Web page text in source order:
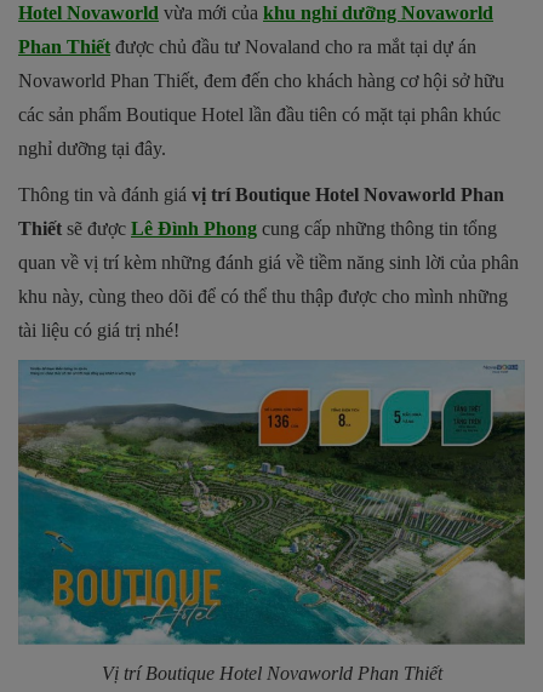
Hotel Novaworld vừa mới của khu nghỉ dưỡng Novaworld
Phan Thiết được chủ đầu tư Novaland cho ra mắt tại dự án
Novaworld Phan Thiết, đem đến cho khách hàng cơ hội sở hữu
các sản phẩm Boutique Hotel lần đầu tiên có mặt tại phân khúc
nghỉ dưỡng tại đây.
Thông tin và đánh giá vị trí Boutique Hotel Novaworld Phan
Thiết sẽ được Lê Đình Phong cung cấp những thông tin tổng
quan về vị trí kèm những đánh giá về tiềm năng sinh lời của phân
khu này, cùng theo dõi để có thể thu thập được cho mình những
tài liệu có giá trị nhé!
Vị trí Boutique Hotel Novaworld Phan Thiết